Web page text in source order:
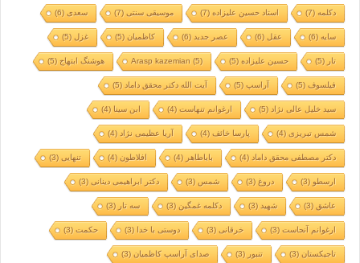
دکلمه(7) استاد حسین علیزاده(7) موسیقی سنتی(7) سعدی(6)
سایه(6) عقل(6) عصر جدید(6) کاظمیان(5) غزل(5)
تار (5) حسین علیزاده(5)
Arasp kazemian (5) هوشنگ ابتهاج(5)
فیلسوف(5) آراسپ(5) آیت الله دکتر محقق داماد(5)
سید خلیل عالی نژاد(5) ارغوانم تنهاست(4) ابن سینا (4)
شمس تبریزی(4) پارسا خائف(4) آریا عظیمی نژاد(4)
دکتر مصطفی محقق داماد(4) باباطاهر (4) افلاطون(4) تنهایی(3)
ارسطو (3) دروغ(3) شمس(3) دکتر ابراهیمی دینانی(3)
عاشق(3) شهید(3) دکلمه غمگین(3) سه تار (3)
ارغوانم آنجاست(3) خرقانی(3) دوستی با خدا (3) حکمت(3)
تاجیکستان(3) تنبور (3) صدای آراسپ کاظمیان(3)